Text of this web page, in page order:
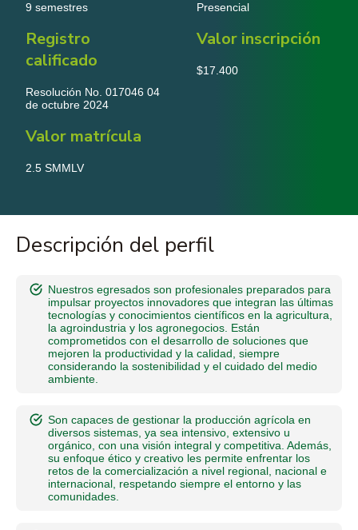
9 semestres Presencial
Registro
calificado
Resolución No. 017046 04
de octubre 2024
Valor inscripción
$17.400
Valor matrícula
2.5 SMMLV
Descripción del perfil
Nuestros egresados son profesionales preparados para
impulsar proyectos innovadores que integran las últimas
tecnologías y conocimientos científicos en la agricultura,
la agroindustria y los agronegocios. Están
comprometidos con el desarrollo de soluciones que
mejoren la productividad y la calidad, siempre
considerando la sostenibilidad y el cuidado del medio
ambiente.
Son capaces de gestionar la producción agrícola en
diversos sistemas, ya sea intensivo, extensivo u
orgánico, con una visión integral y competitiva. Además,
su enfoque ético y creativo les permite enfrentar los
retos de la comercialización a nivel regional, nacional e
internacional, respetando siempre el entorno y las
comunidades.